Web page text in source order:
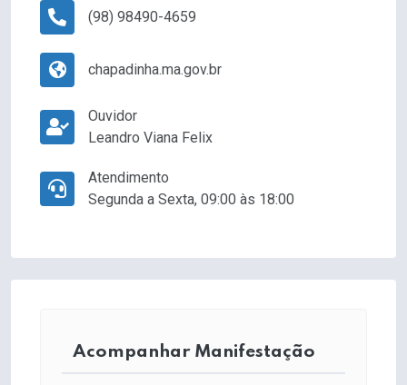
(98) 98490-4659
chapadinha.ma.gov.br
Ouvidor
Leandro Viana Felix
Atendimento
Segunda a Sexta, 09:00 às 18:00
Acompanhar Manifestação